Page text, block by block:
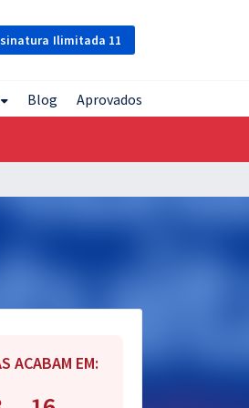
Ilimitada 11
Blog Aprovados
ACABAM EM: